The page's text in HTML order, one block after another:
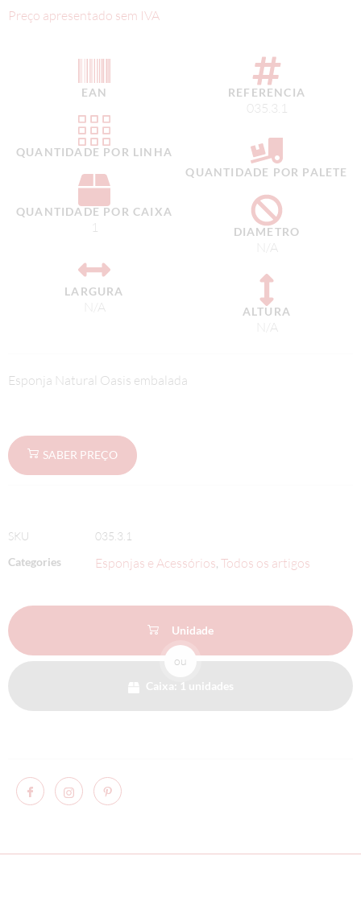
Preço apresentado sem IVA
EAN
QUANTIDADE POR LINHA
QUANTIDADE POR CAIXA
1
LARGURA
N/A
REFERENCIA
035.3.1
QUANTIDADE POR PALETE
DIAMETRO
N/A
ALTURA
N/A
Esponja Natural Oasis embalada
SABER PREÇO
SKU
035.3.1
Categories
Esponjas e Acessórios, Todos os artigos
Unidade
ou
Caixa: 1 unidades